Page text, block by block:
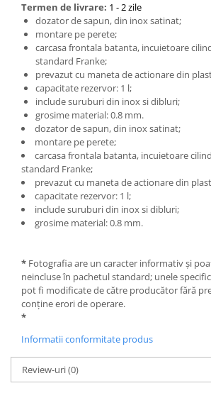
Suporturi si accesorii de baie
Bucatarie
Mobila bucatarie
Dulapuri si rafturi depozitare
Mese bucatarie si living
Mobilier bucatarie
Scaune bucatarie & living
Vase & ustensile pentru gatit
Oale si cratite
Oale sub presiune
Tavi
Accesorii pentru bucatarie
Cosuri de gunoi
Termen de livrare: 1 - 2 zile
dozator de sapun, din inox satinat;
montare pe perete;
carcasa frontala batanta, incuietoare
standard Franke;
prevazut cu maneta de actionare din
capacitate rezervor: 1 l;
include suruburi din inox si dibluri;
grosime material: 0.8 mm.
dozator de sapun, din inox satinat;
montare pe perete;
carcasa frontala batanta, incuietoare
standard Franke;
prevazut cu maneta de actionare din
capacitate rezervor: 1 l;
include suruburi din inox si dibluri;
grosime material: 0.8 mm.
* Fotografia are un caracter informativ și
neincluse în pachetul standard; unele
pot fi modificate de către producător fără
conține erori de operare.
*
Informatii conformitate produs
Review-uri(0)